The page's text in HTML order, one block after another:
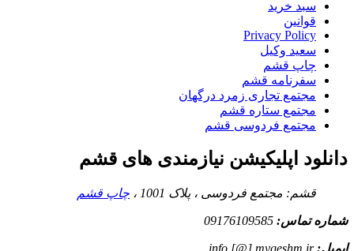
سبد خرید
قوانین
Privacy Policy
سعید وکیل
چاپ قشم
سفرنامه قشم
مجتمع تجاری زمرد درگهان
مجتمع ستاره قشم
مجتمع فردوسی قشم
دانلود اپلیکیشن نیازمندی های قشم
قشم: مجتمع فردوسی ، پلاک 1001 ، چاپ قشم
شماره تماس: 09176109585